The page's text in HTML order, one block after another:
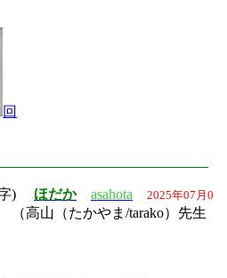
回
) ほだか asahota 2025年07月0
（高山（たかやま/tarako）先生